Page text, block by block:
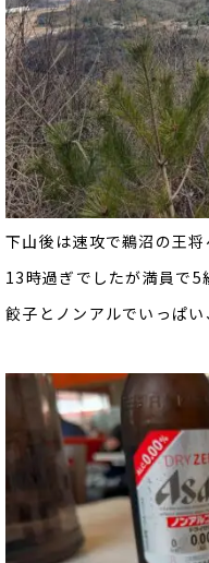
下山後は速攻で鵜沼の王将
13時過ぎでしたが満員で5
餃子とノンアルでいっぱ